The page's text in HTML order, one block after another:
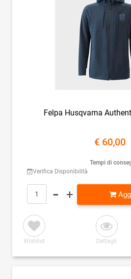
Felpa Husqvarna
€ 60,00
Verifica Disponibilità
Tempi di
Quantità
Wishlist Dettagli